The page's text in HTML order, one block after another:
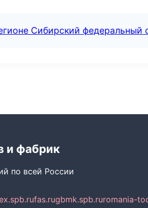
Сибирский федеральный
и фабрик
по всей России
fas.rugbmk.spb.ruromania-